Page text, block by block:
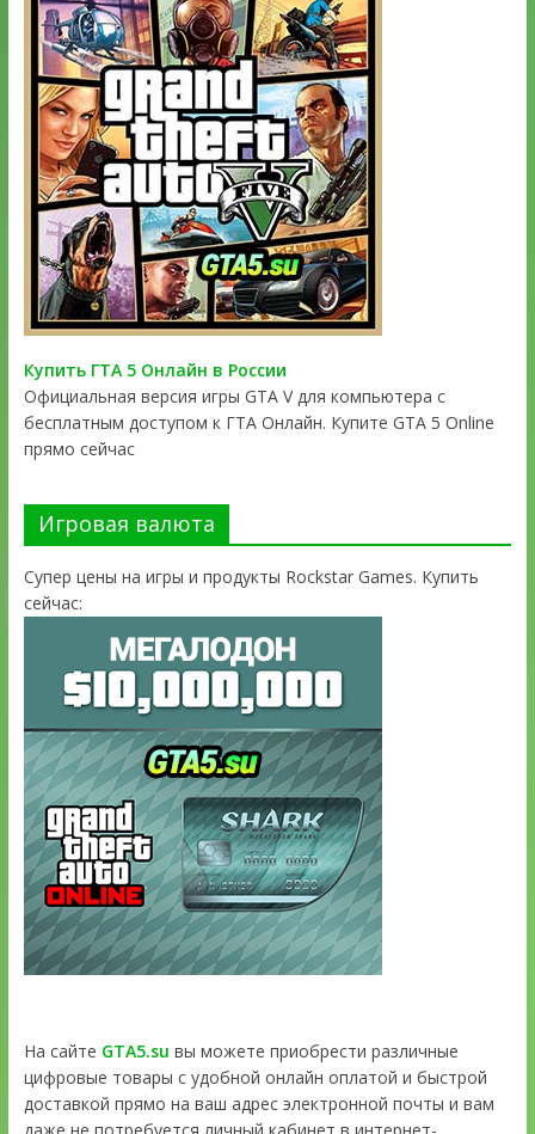
Купить ГТА 5 Онлайн в России
Официальная версия игры GTA V для компьютера с
бесплатным доступом к ГТА Онлайн. Купите GTA 5 Online
прямо сейчас
Игровая валюта
Супер цены на игры и продукты Rockstar Games. Купить
сейчас:
На сайте GTA5.su вы можете приобрести различные
цифровые товары с удобной онлайн оплатой и быстрой
доставкой прямо на ваш адрес электронной почты и вам